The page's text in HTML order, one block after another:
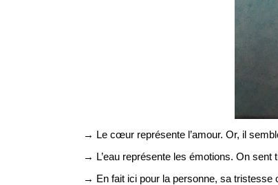
→ Le cœur représente l’amour. Or, il
→ L’eau représente les émotions. On sent
→ En fait ici pour la personne, sa tristesse